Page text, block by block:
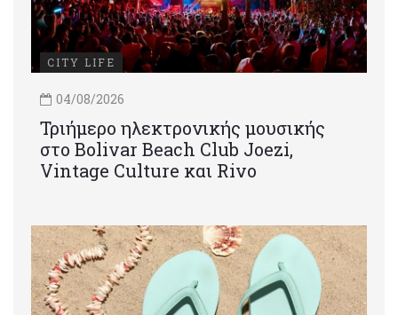
CITY LIFE
04/08/2026
Τριήμερο ηλεκτρονικής μουσικής
στο Bolivar Beach Club Joezi,
Vintage Culture και Rivo